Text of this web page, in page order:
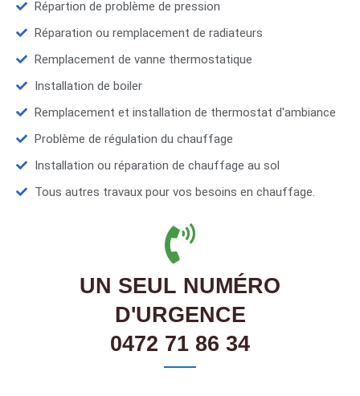
Répartion de problème de pression
Réparation ou remplacement de radiateurs
Remplacement de vanne thermostatique
Installation de boiler
Remplacement et installation de thermostat d'ambiance
Problème de régulation du chauffage
Installation ou réparation de chauffage au sol
Tous autres travaux pour vos besoins en chauffage.
UN SEUL NUMÉRO
D'URGENCE
0472 71 86 34